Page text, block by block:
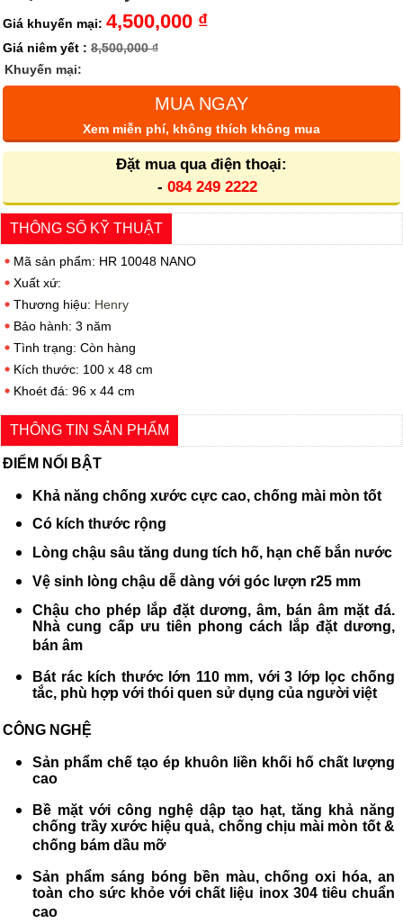
Giá khuyến mại: 4,500,000 ₫
Giá niêm yết : 8,500,000 ₫
Khuyến mại:
MUA NGAY
Xem miễn phí, không thích không mua
Đặt mua qua điện thoại:
- 084 249 2222
THÔNG SỐ KỸ THUẬT
Mã sản phẩm: HR 10048 NANO
Xuất xứ:
Thương hiệu: Henry
Bảo hành: 3 năm
Tình trạng: Còn hàng
Kích thước: 100 x 48 cm
Khoét đá: 96 x 44 cm
THÔNG TIN SẢN PHẨM
ĐIỂM NỔI BẬT
Khả năng chống xước cực cao, chống mài mòn tốt
Có kích thước rộng
Lòng chậu sâu tăng dung tích hố, hạn chế bắn nước
Vệ sinh lòng chậu dễ dàng với góc lượn r25 mm
Chậu cho phép lắp đặt dương, âm, bán âm mặt đá.
Nhà cung cấp ưu tiên phong cách lắp đặt dương,
bán âm
Bát rác kích thước lớn 110 mm, với 3 lớp lọc chống
tắc, phù hợp với thói quen sử dụng của người việt
CÔNG NGHỆ
Sản phẩm chế tạo ép khuôn liền khối hố chất lượng
cao
Bề mặt với công nghệ dập tạo hạt, tăng khả năng
chống trầy xước hiệu quả, chống chịu mài mòn tốt &
chống bám dầu mỡ
Sản phẩm sáng bóng bền màu, chống oxi hóa, an
toàn cho sức khỏe với chất liệu inox 304 tiêu chuẩn
cao